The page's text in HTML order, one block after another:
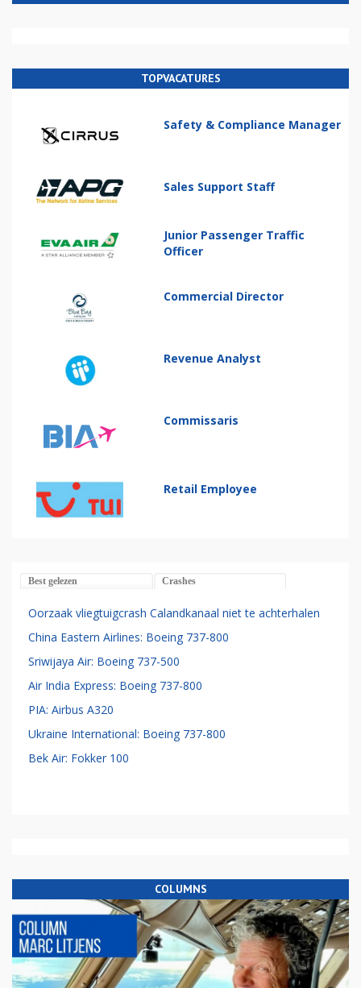
TOPVACATURES
Safety & Compliance Manager
Sales Support Staff
Junior Passenger Traffic
Officer
Commercial Director
Revenue Analyst
Commissaris
Retail Employee
Best gelezen Crashes
Oorzaak vliegtuigcrash Calandkanaal niet te achterhalen
China Eastern Airlines: Boeing 737-800
Sriwijaya Air: Boeing 737-500
Air India Express: Boeing 737-800
PIA: Airbus A320
Ukraine International: Boeing 737-800
Bek Air: Fokker 100
COLUMNS